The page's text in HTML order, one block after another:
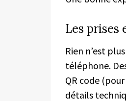
Les prises
Rien n’est
téléphone.
QR code
détails